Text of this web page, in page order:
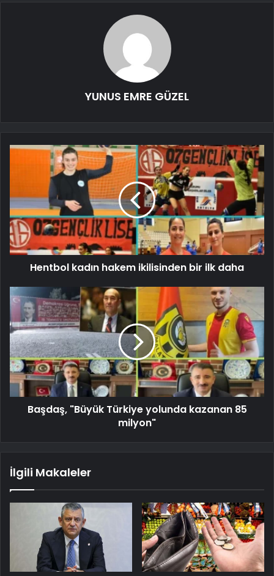
YUNUS EMRE GÜZEL
Hentbol kadın hakem ikilisinden bir ilk daha
Başdaş, "Büyük Türkiye yolunda kazanan 85
milyon"
İlgili Makaleler